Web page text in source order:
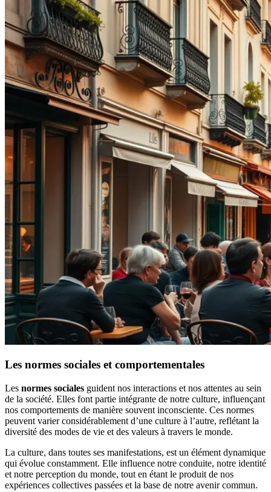
Les normes sociales et comportementales
Les normes sociales guident nos interactions et nos attentes au sein
de la société. Elles font partie intégrante de notre culture, influençant
nos comportements de manière souvent inconsciente. Ces normes
peuvent varier considérablement d’une culture à l’autre, reflétant la
diversité des modes de vie et des valeurs à travers le monde.
La culture, dans toutes ses manifestations, est un élément dynamique
qui évolue constamment. Elle influence notre conduite, notre identité
et notre perception du monde, tout en étant le produit de nos
expériences collectives passées et la base de notre avenir commun.